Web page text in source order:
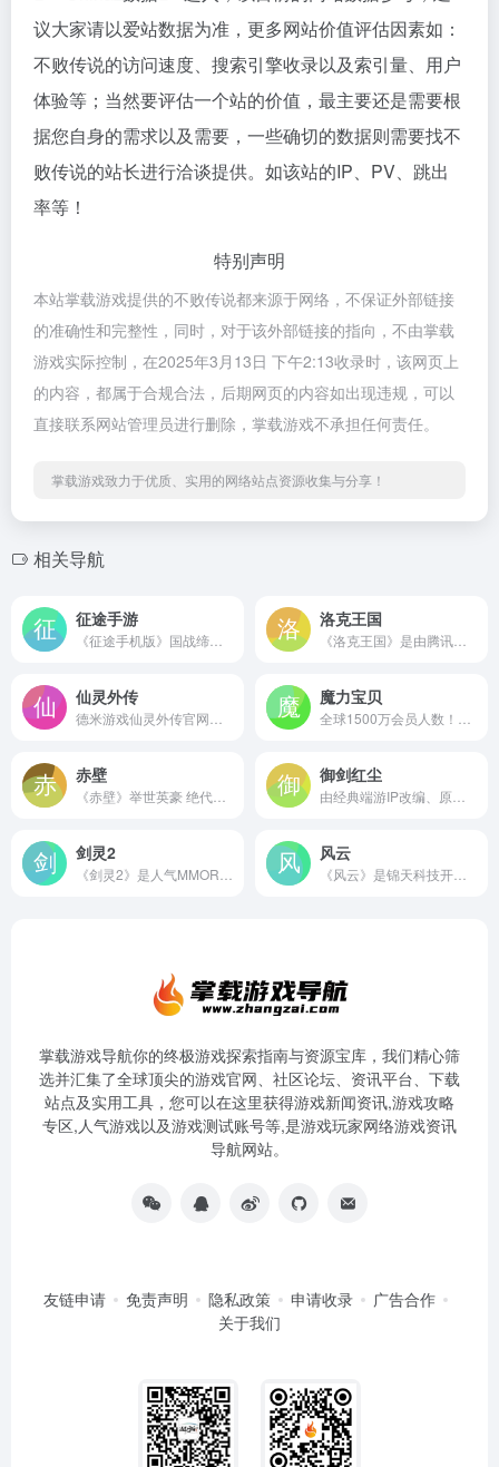
议大家请以爱站数据为准，更多网站价值评估因素如：
不败传说的访问速度、搜索引擎收录以及索引量、用户
体验等；当然要评估一个站的价值，最主要还是需要根
据您自身的需求以及需要，一些确切的数据则需要找不
败传说的站长进行洽谈提供。如该站的IP、PV、跳出
率等！
特别声明
本站掌载游戏提供的不败传说都来源于网络，不保证外部链接
的准确性和完整性，同时，对于该外部链接的指向，不由掌载
游戏实际控制，在2025年3月13日 下午2:13收录时，该网页上
的内容，都属于合规合法，后期网页的内容如出现违规，可以
直接联系网站管理员进行删除，掌载游戏不承担任何责任。
掌载游戏致力于优质、实用的网络站点资源收集与分享！
相关导航
征途手游 洛克王国
仙灵外传 魔力宝贝
赤壁 御剑红尘
剑灵2 风云
掌载游戏导航你的终极游戏探索指南与资源宝库，我们精心筛
选并汇集了全球顶尖的游戏官网、社区论坛、资讯平台、下载
站点及实用工具，您可以在这里获得游戏新闻资讯,游戏攻略
专区,人气游戏以及游戏测试账号等,是游戏玩家网络游戏资讯
导航网站。
友链申请 免责声明 隐私政策 申请收录
广告合作
关于我们